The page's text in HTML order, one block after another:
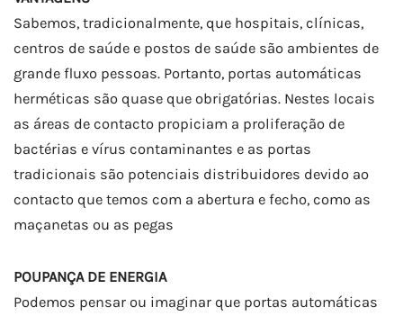
Sabemos, tradicionalmente, que hospitais, clínicas,
centros de saúde e postos de saúde são ambientes de
grande fluxo pessoas. Portanto, portas automáticas
herméticas são quase que obrigatórias. Nestes locais
as áreas de contacto propiciam a proliferação de
bactérias e vírus contaminantes e as portas
tradicionais são potenciais distribuidores devido ao
contacto que temos com a abertura e fecho, como as
maçanetas ou as pegas
POUPANÇA DE ENERGIA
Podemos pensar ou imaginar que portas automáticas